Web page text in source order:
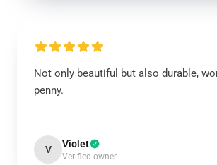
Not only beautiful but also durable,
penny.
V Violet
Verified owner